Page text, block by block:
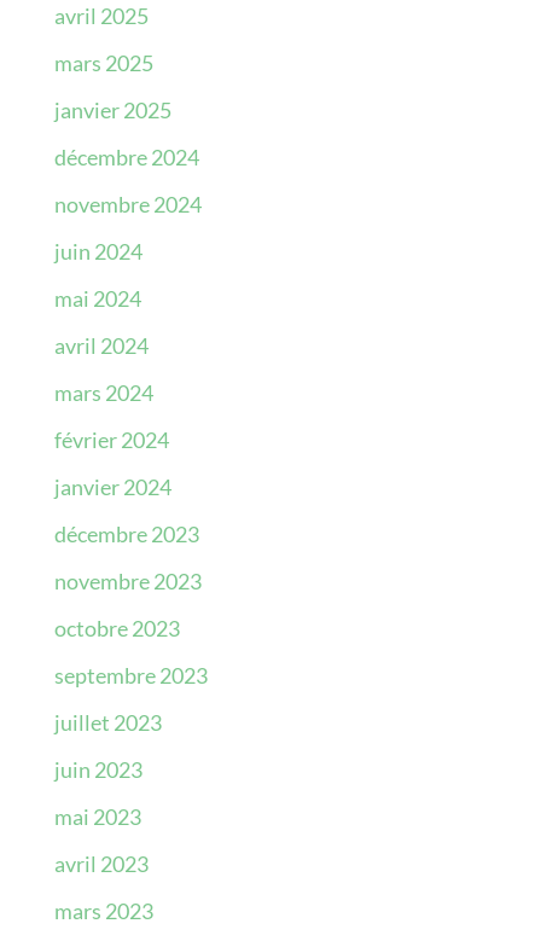
avril 2025
mars 2025
janvier 2025
décembre 2024
novembre 2024
juin 2024
mai 2024
avril 2024
mars 2024
février 2024
janvier 2024
décembre 2023
novembre 2023
octobre 2023
septembre 2023
juillet 2023
juin 2023
mai 2023
avril 2023
mars 2023